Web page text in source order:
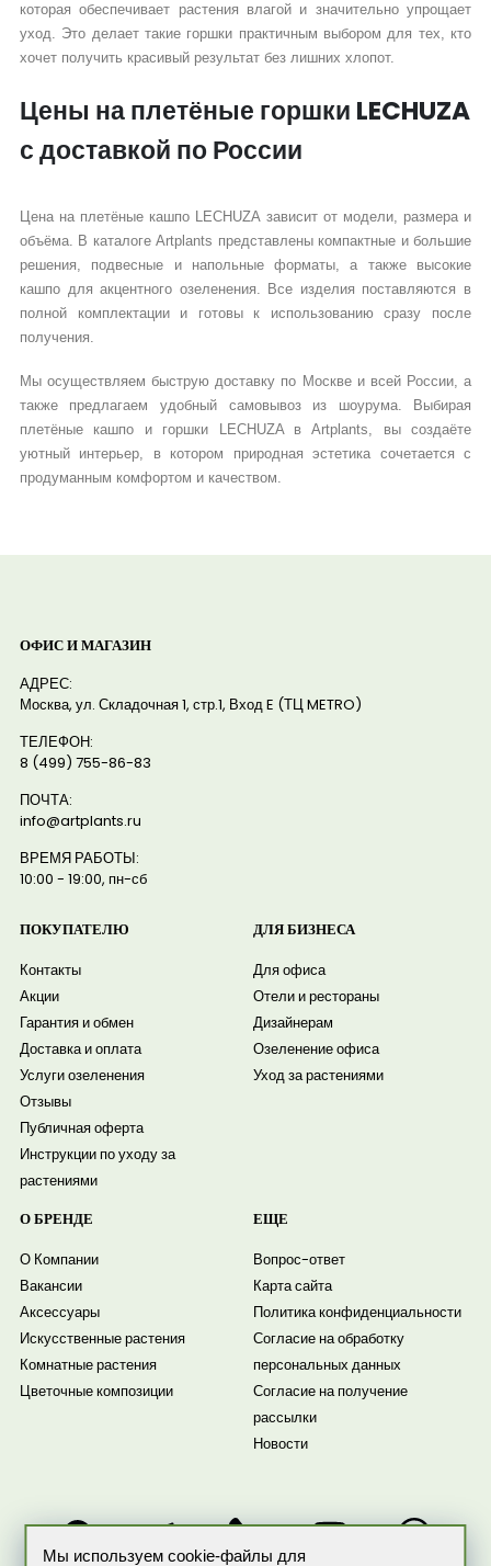
которая обеспечивает растения влагой и значительно упрощает
уход. Это делает такие горшки практичным выбором для тех, кто
хочет получить красивый результат без лишних хлопот.
Цены на плетёные горшки LECHUZA
с доставкой по России
Цена на плетёные кашпо LECHUZA зависит от модели, размера и
объёма. В каталоге Artplants представлены компактные и большие
решения, подвесные и напольные форматы, а также высокие
кашпо для акцентного озеленения. Все изделия поставляются в
полной комплектации и готовы к использованию сразу после
получения.
Мы осуществляем быструю доставку по Москве и всей России, а
также предлагаем удобный самовывоз из шоурума. Выбирая
плетёные кашпо и горшки LECHUZA в Artplants, вы создаёте
уютный интерьер, в котором природная эстетика сочетается с
продуманным комфортом и качеством.
ОФИС И МАГАЗИН
АДРЕС:
Москва, ул. Складочная 1, стр.1, Вход E (ТЦ METRO)
ТЕЛЕФОН:
8 (499) 755-86-83
ПОЧТА:
info@artplants.ru
ВРЕМЯ РАБОТЫ:
10:00 - 19:00, пн-сб
ПОКУПАТЕЛЮ
Контакты
Акции
Гарантия и обмен
Доставка и оплата
Услуги озеленения
Отзывы
Публичная оферта
Инструкции по уходу за
растениями
ДЛЯ БИЗНЕСА
Для офиса
Отели и рестораны
Дизайнерам
Озеленение офиса
Уход за растениями
О БРЕНДЕ
О Компании
Вакансии
Аксессуары
Искусственные растения
Комнатные растения
Цветочные композиции
ЕЩЕ
Вопрос-ответ
Карта сайта
Политика конфиденциальности
Согласие на обработку
персональных данных
Согласие на получение
рассылки
Новости
Мы используем cookie-файлы для